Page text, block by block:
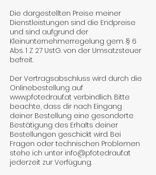
Die dargestellten Preise meiner
Dienstleistungen sind die Endpreise
und sind aufgrund der
Kleinunternehmerregelung gem. § 6
Abs. 1 Z 27 UstG. von der Umsatzsteuer
befreit.
Der Vertragsabschluss wird durch die
Onlinebestellung auf
www.pfotedrauf.at verbindlich. Bitte
beachte, dass dir nach Eingang
deiner Bestellung eine gesonderte
Bestätigung des Erhalts deiner
Bestellungen geschickt wird. Bei
Fragen oder technischen Problemen
stehe ich unter info@pfotedrauf.at
jederzeit zur Verfügung.